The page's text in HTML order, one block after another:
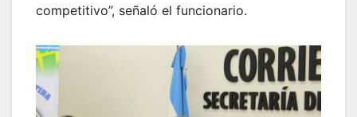
competitivo”, señaló el funcionario.